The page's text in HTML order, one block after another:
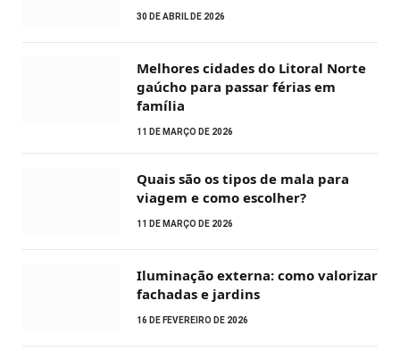
30 DE ABRIL DE 2026
Melhores cidades do Litoral Norte
gaúcho para passar férias em
família
11 DE MARÇO DE 2026
Quais são os tipos de mala para
viagem e como escolher?
11 DE MARÇO DE 2026
Iluminação externa: como valorizar
fachadas e jardins
16 DE FEVEREIRO DE 2026